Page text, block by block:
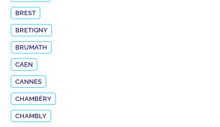
BREST
BRETIGNY
BRUMATH
CAEN
CANNES
CHAMBÉRY
CHAMBLY